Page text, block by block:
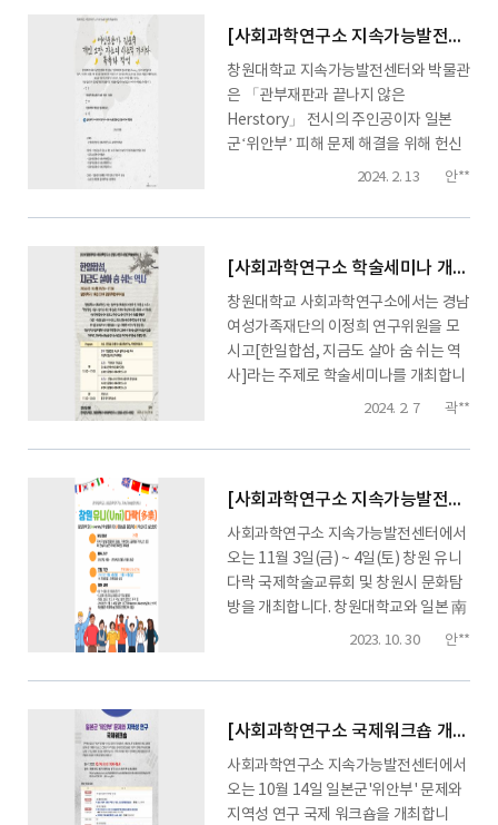
[사회과학연구소 지속가능발전센터 세미나] 여성운동가 김문숙 개인 소장 자료의 사료적 가치와 목록화 작업
창원대학교 지속가능발전센터와 박물관
은 「관부재판과 끝나지 않은
Herstory」 전시의 주인공이자 일본
군‘위안부’ 피해 문제 해결을 위해 헌신
한 여성운동가 김문숙의 개인 소장 자료
업에 참여한 연구원들이 자료의 사료적
본군‘위안부’운동의 발자취를 되짚어 보
는 뜻깊은 자리에 여러분을 초대합니다.
...
2024. 2. 13 안**
[사회과학연구소 학술세미나 개최] 한일합섬, 지금도 살아 숨쉬는 역사
창원대학교 사회과학연구소에서는 경남
여성가족재단의 이정희 연구위원을 모
시고[한일합섬, 지금도 살아 숨 쉬는 역
사]라는 주제로 학술세미나를 개최합니
다.마산 한일합섬에서 일하고 한일여고
성의 삶의 이야기와그것을 발간과 전시
시간이 될 것입니다. 경남지역 산업근대
화의 상징인 한일합섬과 그곳에서 청춘
을 보낸 여성들의 삶을 기록하고연구하
는 분들을 만나는 뜻깊은 자리에 여러분
을 초대합니다....
2024. 2. 7 곽**
[사회과학연구소 지속가능발전센터]창원 유니 다락 국제학술교류회&창원시 문화탐방
사회과학연구소 지속가능발전센터에서
오는 11월 3일(금) ~ 4일(토) 창원 유니
다락 국제학술교류회 및 창원시 문화탐
방을 개최합니다. 창원대학교와 일본 南
山大学(Nanzan University, 나고야
diversity)주제로 학술 교류 활동을 전
결실을 발표하고 공유하는 자리에 여러
분들의 관심과 참여를 희망합니다. ■ 일
시 : 2023년 11월 3일(금) 14:00 ~
17:30■ 장소 : 창원대학교 본부 2층 ...
2023. 10. 30 안**
[사회과학연구소 국제워크숍 개최] 일본군'위안부' 문제와 지역성 연구 국제 워크숍
사회과학연구소 지속가능발전센터에서
오는 10월 14일 일본군'위안부' 문제와
지역성 연구 국제 워크숍을 개최합니